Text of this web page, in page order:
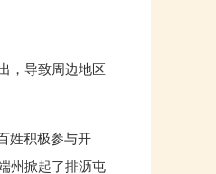
，导致周边地区
姓积极参与开
州掀起了排沥屯